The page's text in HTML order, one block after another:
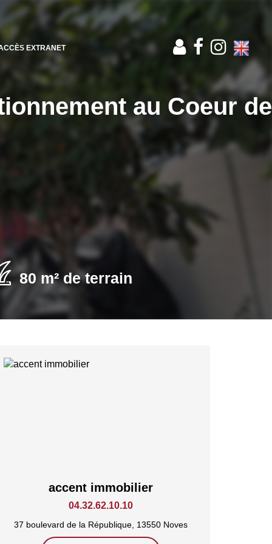
EXTRANET
au Coeur de
80 m² de terrain
accent immobilier
04.32.62.10.10
37 boulevard de la République, 13550 Noves